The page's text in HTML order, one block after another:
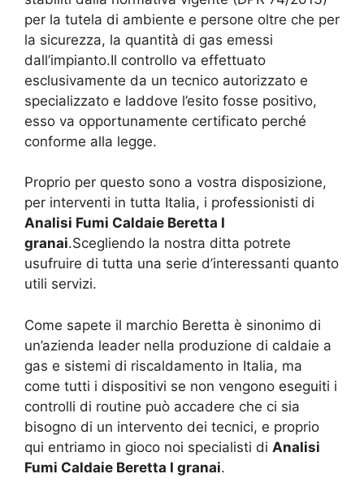
per la tutela di ambiente e persone oltre che per
la sicurezza, la quantità di gas emessi
dall’impianto.Il controllo va effettuato
esclusivamente da un tecnico autorizzato e
specializzato e laddove l’esito fosse positivo,
esso va opportunamente certificato perché
conforme alla legge.
Proprio per questo sono a vostra disposizione,
per interventi in tutta Italia, i professionisti di
Analisi Fumi Caldaie Beretta I
granai.Scegliendo la nostra ditta potrete
usufruire di tutta una serie d’interessanti quanto
utili servizi.
Come sapete il marchio Beretta è sinonimo di
un’azienda leader nella produzione di caldaie a
gas e sistemi di riscaldamento in Italia, ma
come tutti i dispositivi se non vengono eseguiti i
controlli di routine può accadere che ci sia
bisogno di un intervento dei tecnici, e proprio
qui entriamo in gioco noi specialisti di Analisi
Fumi Caldaie Beretta I granai.